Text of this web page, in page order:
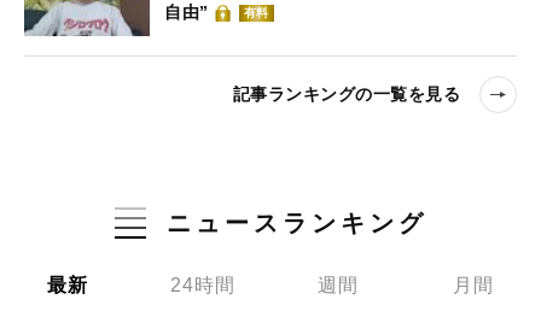
自由”
有料
記事ランキングの一覧を見る
ニュースランキング
最新 24時間 週間 月間